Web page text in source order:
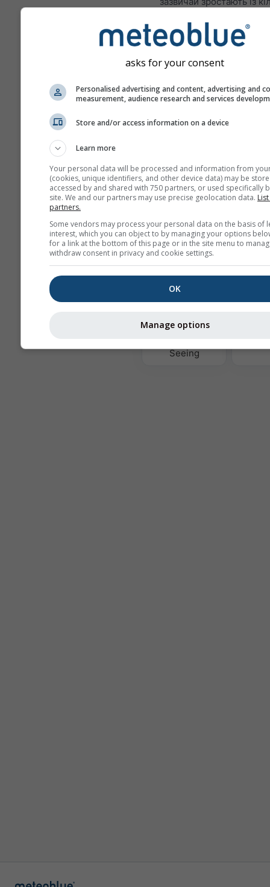
Прогноз створюється за
допомогою «ensemble»-
моделей. Виконується
початковими
передбачуваність
Більше погодних даних
Сезонний
Seeing
asks for your consent
Personalised advertising and content, advertising and
measurement, audience research and services
Store and/or access information on a device
Learn more
Your personal data will be processed and information from
(cookies, unique identifiers, and other device data) may be
accessed by and shared with 750 partners, or used specifically
site. We and our partners may use precise geolocation data.
partners.
Some vendors may process your personal data on the basis of
interest, which you can object to by managing your options
for a link at the bottom of this page or in the site menu to
withdraw consent in privacy and cookie settings.
OK
Manage options